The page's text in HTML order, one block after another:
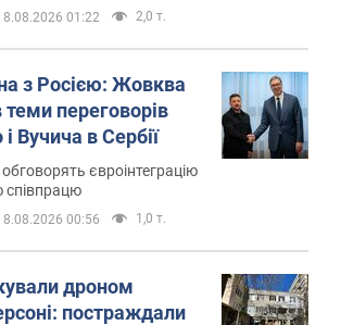
8.08.2026 01:22 2,0 т.
з Росією: Жовква
переговорів
Вучича в Сербії
обговорять євроінтеграцію
співпрацю
8.08.2026 00:56 1,0 т.
дроном
постраждали